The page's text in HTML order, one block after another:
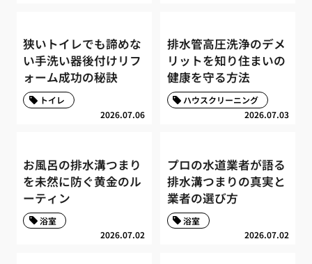
狭いトイレでも諦めな
い手洗い器後付けリフ
ォーム成功の秘訣
2026.07.06
トイレ
排水管高圧洗浄のデメ
リットを知り住まいの
健康を守る方法
2026.07.03
ハウスクリーニング
お風呂の排水溝つまり
を未然に防ぐ黄金のル
ーティン
2026.07.02
浴室
プロの水道業者が語る
排水溝つまりの真実と
業者の選び方
2026.07.02
浴室